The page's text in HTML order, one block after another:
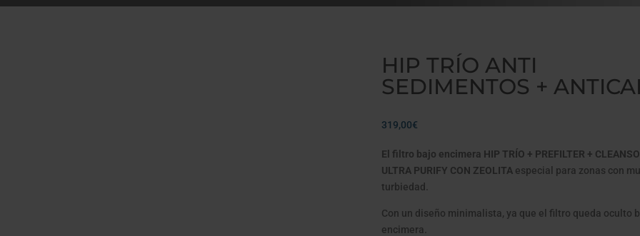
HIP TRÍO ANTI
SEDIMENTOS +
319,00€
El filtro bajo encimera HIP TRÍO + PREFILTER +
ULTRA PURIFY CON ZEOLITA especial para zonas con
turbiedad.
Con un diseño minimalista, ya que el filtro queda oculto
encimera.